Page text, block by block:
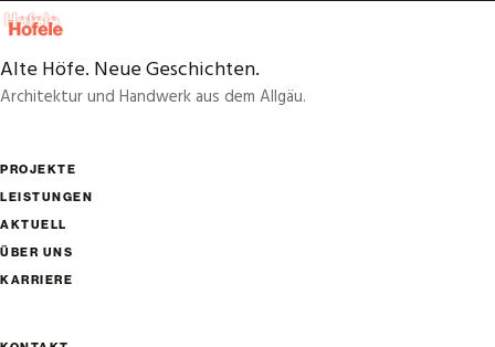
Alte Höfe. Neue Geschichten.
Architektur und Handwerk aus dem Allgäu.
PROJEKTE
LEISTUNGEN
AKTUELL
ÜBER UNS
KARRIERE